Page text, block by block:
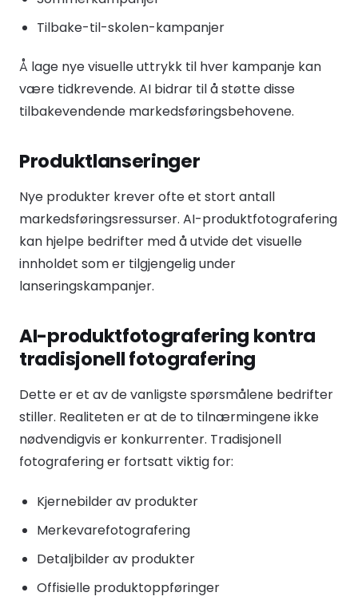
Tilbake-til-skolen-kampanjer
Å lage nye visuelle uttrykk til hver kampanje kan
være tidkrevende. AI bidrar til å støtte disse
tilbakevendende markedsføringsbehovene.
Produktlanseringer
Nye produkter krever ofte et stort antall
markedsføringsressurser. AI-produktfotografering
kan hjelpe bedrifter med å utvide det visuelle
innholdet som er tilgjengelig under
lanseringskampanjer.
AI-produktfotografering kontra
tradisjonell fotografering
Dette er et av de vanligste spørsmålene bedrifter
stiller. Realiteten er at de to tilnærmingene ikke
nødvendigvis er konkurrenter. Tradisjonell
fotografering er fortsatt viktig for:
Kjernebilder av produkter
Merkevarefotografering
Detaljbilder av produkter
Offisielle produktoppføringer